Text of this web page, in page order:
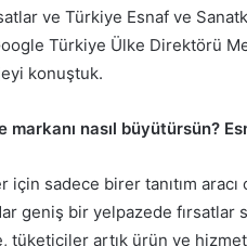
ve Türkiye Esnaf ve
Türkiye Ülke Direktörü
konuştuk.
nasıl büyütürsün?
için sadece birer tanıtım
geniş bir yelpazede fırsatlar
tüketiciler artık ürün ve